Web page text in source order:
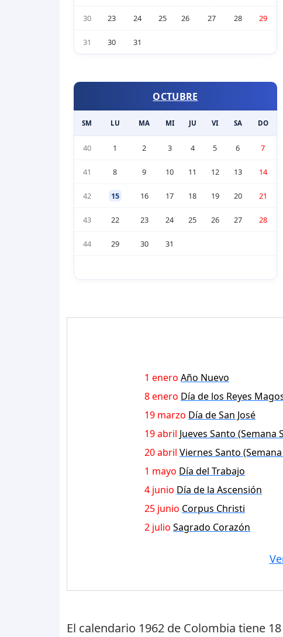
30 23 24 25 26 27 28 29
31 30 31
OCTUBRE
SM LU MA MI JU VI SA DO
40 1 2 3 4 5 6 7
41 8 9 10 11 12 13 14
42 15 16 17 18 19 20 21
43 22 23 24 25 26 27 28
44 29 30 31
1 enero Año Nuevo
8 enero Día de los Reyes
19 marzo Día de San José
19 abril Jueves Santo (Semana
20 abril Viernes Santo
1 mayo Día del Trabajo
4 junio Día de la Ascensión
25 junio Corpus Christi
2 julio Sagrado Corazón
El calendario 1962 de Colombia tiene